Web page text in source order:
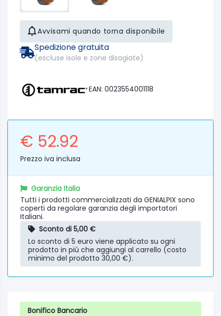
Avvisami quando torna disponibile
Spedizione gratuita
(escluse isole e zone disagiate)
EAN: 0023554001118
€ 52.92
Prezzo iva inclusa
Garanzia Italia
Tutti i prodotti commercializzati da GENIALPIX sono
coperti da regolare garanzia degli importatori
Italiani.
Sconto di 5,00 €
Lo sconto di 5 euro viene applicato su ogni
prodotto in più che aggiungi al carrello (costo
minimo del prodotto 30,00 €).
Bonifico Bancario